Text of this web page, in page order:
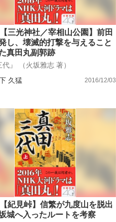
三光神社／宰相山公園】前田
し、壊滅的打撃を与えること
真田丸副郭跡
代』 （火坂雅志 著）
久猛
2016/12/03
紀見峠】信繁が九度山を脱出
城へ入ったルートを考察